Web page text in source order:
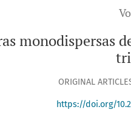
ORIGINAL
https://doi.org/